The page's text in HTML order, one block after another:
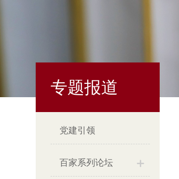
专题报道
党建引领
百家系列论坛